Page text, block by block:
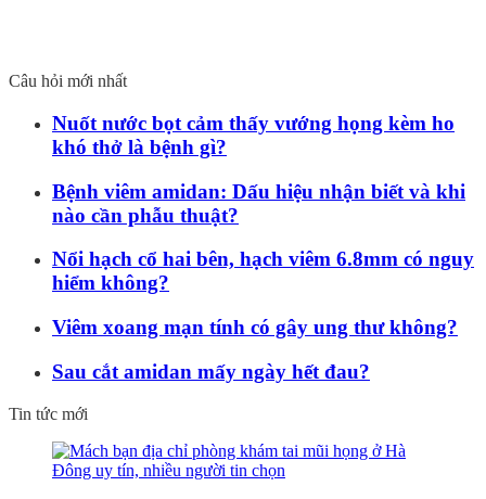
Câu hỏi mới nhất
Nuốt nước bọt cảm thấy vướng họng kèm ho
khó thở là bệnh gì?
Bệnh viêm amidan: Dấu hiệu nhận biết và khi
nào cần phẫu thuật?
Nổi hạch cổ hai bên, hạch viêm 6.8mm có nguy
hiểm không?
Viêm xoang mạn tính có gây ung thư không?
Sau cắt amidan mấy ngày hết đau?
Tin tức mới